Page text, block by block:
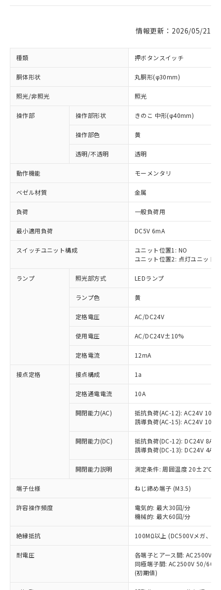
情報更新：2026/05/21
種類 押ボタンスイッチ
胴体形状 丸胴形(φ30mm)
照光/非照光 照光
操作部 操作部形状 きのこ 中形(φ40mm)
操作部色 黄
透明/不透明 透明
動作機能 モーメンタリ
ベゼル材質 金属
負荷 一般負荷用
最小適用負荷 DC5V 6mA
スイッチユニット構成
ユニット位置1: NO
ユニット位置2: 点灯ユニット
ランプ 照光部方式 LEDランプ
ランプ色 黄
定格電圧 AC/DC24V
使用電圧 AC/DC24V±10%
定格電流 12mA
接点定格 接点構成 1a
定格通電電流 10A
開閉能力(AC)
抵抗負荷(AC-12): AC24V 10A/
誘導負荷(AC-15): AC24V
開閉能力(DC)
抵抗負荷(DC-12): DC24V 8A/
誘導負荷(DC-13): DC24V 4A/
開閉能力説明 測定条件: 周囲温度 20±2℃、
端子仕様 ねじ締め端子 (M3.5)
許容操作頻度
電気的: 最大30回/分
機械的: 最大60回/分
絶縁抵抗 100MΩ以上 (DC500Vメガ、点
耐電圧
各端子とアース間: AC2500V
同極端子間: AC2500V 50/
(初期値)
ご利用条件
以下の条件をお読みいただき、同意のうえ
ご利用ください。
本サービスは、当社制御機器事業取扱
商品の当社在庫状況および標準価格
(税抜)を提供させていただくもので
当社制御機器事業取扱商品の中には、
本サービスの対象外となる商品もある
ことをご了承ください。
在庫状況および標準価格照会結果は、
記載している更新日時点での社内デー
タに基づき作成されるものであり、閲
覧された時点での実際の在庫および標
準価格とは異なる場合があることをご
※1 対応状況
対応済み：EU RoHS指令（10物質）の
非含有に対応した製品が提供可能な商品で
対応予定：EU RoHS指令（10物質）の非含
有に対応した製品に切り替える予定のある
対応予定なし：EU RoHS指令（10物質）の
非含有に非対応の商品で、対応品を出す予
定はありません。
調査・確認中：EU RoHS指令（10物質）の
非含有の対応状況を調査中または確認中の
非該当品：ライセンス料など無形物で、有
害物質有無と関係のない商品です。
仕入先様の事情により、非含有部品として
いたものが、含有品と判明した場合などや
むを得ず変更することがあります。
鉛(Pb) 1000ppm以下、 水銀(Hg) 1000ppm以下、 カド
六価クロム(Cr(Ⅵ)) 1000ppm以下、ポリ臭化ビフェニル
類(PBB) 1000ppm以下、ポリ臭化ジフェニルエーテル類
(PBDE) 1000ppm以下、フタル酸ビス(2-エチルヘキシ
※1 中国RoHS○×表
「○」：最大均質材料含有率が中国RoHSの
基準値以下であることを示します。
「×」：最大均質材料含有率が中国RoHSの
基準値を超えていることを示します。
「－」：未確認です。当社販売部門へお問
い合わせください。
*中国RoHS10物質の基準値 (GB/T26572)：
Pb(鉛) :1000ppm、 Hg(水銀) : 1000ppm、 Cd(カドミウ
Cr(Ⅵ)(六価クロム) : 1000ppm、 PBBs(ポリ臭化ビフェ
当社は、これら貴社製品のうち、外国
為替および外国貿易法に定める商品
（以下｢規制貨物等」という）を輸出
国政府の輸出許可(または役務取引許
可)を取得するなどの必要な手続きを